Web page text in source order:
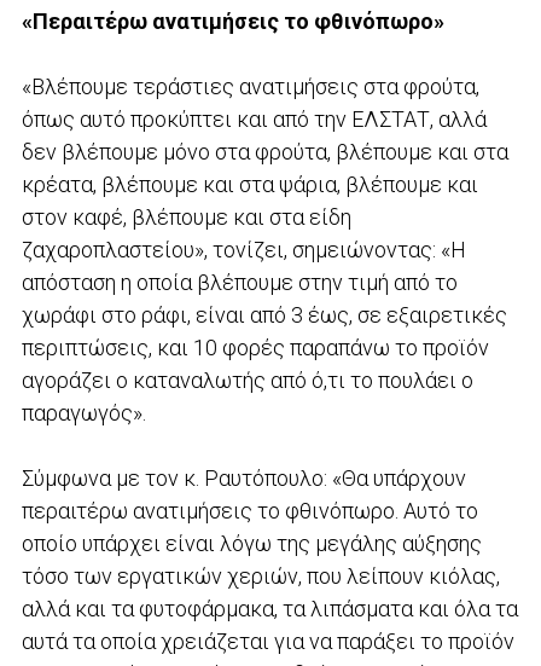
«Περαιτέρω ανατιμήσεις το φθινόπωρο»
«Βλέπουμε τεράστιες ανατιμήσεις στα φρούτα,
όπως αυτό προκύπτει και από την ΕΛΣΤΑΤ, αλλά
δεν βλέπουμε μόνο στα φρούτα, βλέπουμε και στα
κρέατα, βλέπουμε και στα ψάρια, βλέπουμε και
στον καφέ, βλέπουμε και στα είδη
ζαχαροπλαστείου», τονίζει, σημειώνοντας: «Η
απόσταση η οποία βλέπουμε στην τιμή από το
χωράφι στο ράφι, είναι από 3 έως, σε εξαιρετικές
περιπτώσεις, και 10 φορές παραπάνω το προϊόν
αγοράζει ο καταναλωτής από ό,τι το πουλάει ο
παραγωγός».
Σύμφωνα με τον κ. Ραυτόπουλο: «Θα υπάρχουν
περαιτέρω ανατιμήσεις το φθινόπωρο. Αυτό το
οποίο υπάρχει είναι λόγω της μεγάλης αύξησης
τόσο των εργατικών χεριών, που λείπουν κιόλας,
αλλά και τα φυτοφάρμακα, τα λιπάσματα και όλα τα
αυτά τα οποία χρειάζεται για να παράξει το προϊόν